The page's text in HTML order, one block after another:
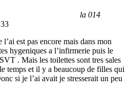
la 014
est pas encore mais dans mon
hygeniques a l’infirmerie puis le
. Mais les toilettes sont tres sales
temps et il y a beaucoup de filles qui
si je l’ai avait je stresserait un peu